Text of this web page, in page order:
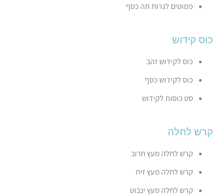
פמוטים לנרות תה כסף
כוס קידוש
כוס לקידוש זהב
כוס לקידוש כסף
סט כוסות לקידוש
קרש לחלה
קרש לחלה מעץ חרוב
קרש לחלה מעץ זית
קרש לחלה מעץ ינבוט